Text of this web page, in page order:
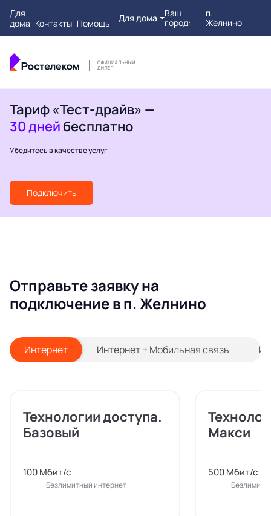
Для
дома Контакты Помощь Для дома
Ваш
город:
п.
Желнино
Тариф «Тест-драйв» —
30 дней бесплатно
Убедитесь в качестве услуг
Подключить
Отправьте заявку на
подключение в п. Желнино
Интернет Интернет + Мобильная связь
Технологии доступа.
Базовый
100 Мбит/с
Безлимитный интернет
Макси
500 Мбит/с